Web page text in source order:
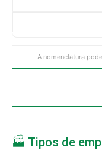
A nomenclatura
🏭 Tipos de